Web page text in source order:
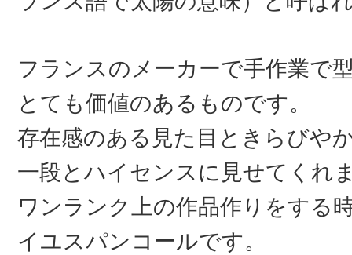
フランスのメーカーで手作業で
とても価値のあるものです。
存在感のある見た目ときらびや
一段とハイセンスに見せてくれ
ワンランク上の作品作りをする
イユスパンコールです。